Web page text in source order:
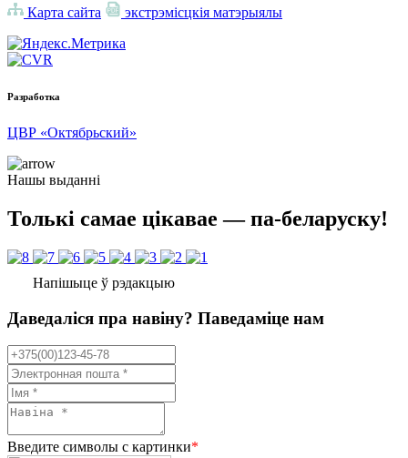
Карта сайта экстрэмісцкія матэрыялы
Разработка
ЦВР «Октябрьский»
Нашы выданні
Толькі самае цікавае — па-беларуску!
Напішыце ў рэдакцыю
Даведаліся пра навіну? Паведаміце нам
Введите символы с картинки*